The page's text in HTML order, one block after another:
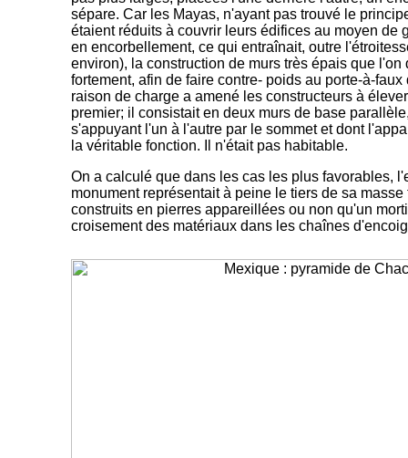
sépare. Car les Mayas, n'ayant pas trouvé le
étaient réduits à couvrir leurs édifices au moyen de
en encorbellement, ce qui entraînait, outre
environ), la construction de murs très épais que l'on
fortement, afin de faire contre- poids au porte-à-
raison de charge a amené les constructeurs à
premier; il consistait en deux murs de base
s'appuyant l'un à l'autre par le sommet et dont
la véritable fonction. Il n'était pas habitable.
On a calculé que dans les cas les plus favorables,
monument représentait à peine le tiers de sa
construits en pierres appareillées ou non qu'un
croisement des matériaux dans les chaînes